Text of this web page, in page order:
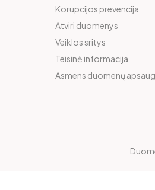
Korupcijos prevencija
Atviri duomenys
Veiklos sritys
Teisinė informacija
Asmens duomenų